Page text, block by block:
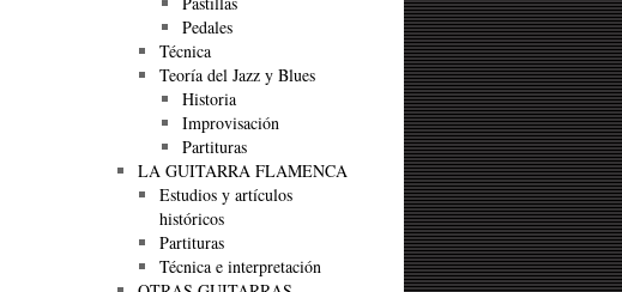
Pedales
Técnica
Teoría del Jazz y Blues
Historia
Improvisación
Partituras
LA GUITARRA FLAMENCA
Estudios y artículos
históricos
Partituras
Técnica e interpretación